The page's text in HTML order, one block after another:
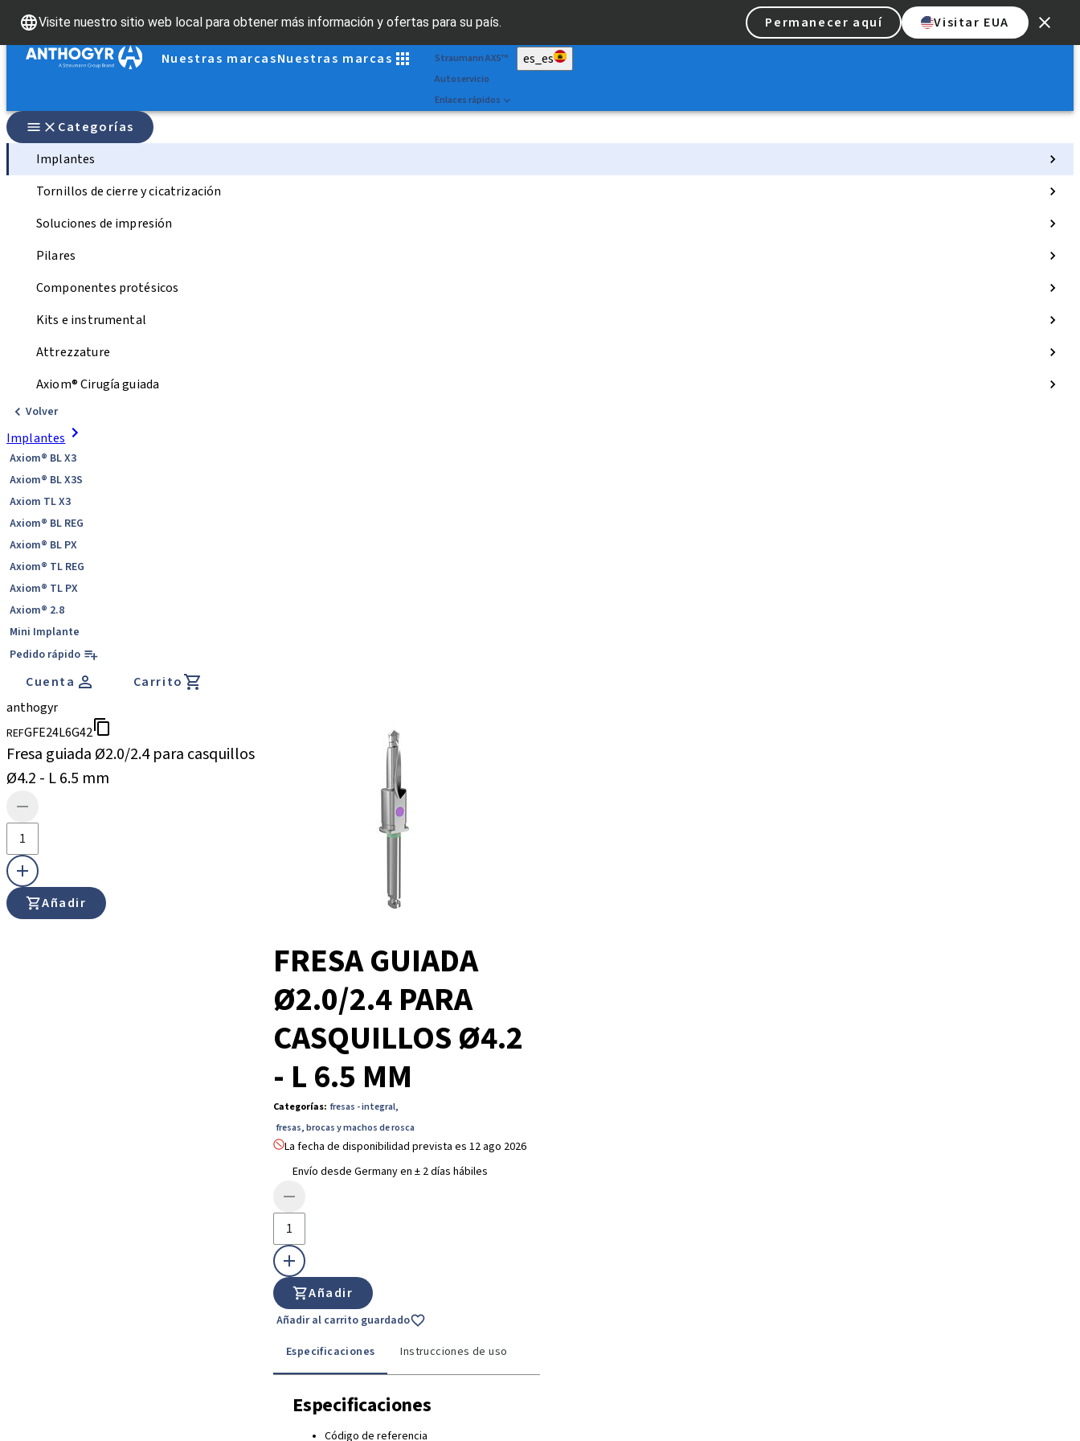
Visite nuestro sitio web local para obtener más información y ofertas para su país. Permanecer aquí Visitar EUA
Nuestras marcasNuestras marcas
Scan&Shape
Straumann AXS™
Autoservicio
Enlaces rápidos
es_es
Categorías
Implantes
Tornillos de cierre y cicatrización
Soluciones de impresión
Pilares
Componentes protésicos
Kits e instrumental
Attrezzature
Axiom® Cirugía guiada
Volver
Implantes
Axiom® BL X3
Axiom® BL X3S
Axiom TL X3
Axiom® BL REG
Axiom® BL PX
Axiom® TL REG
Axiom® TL PX
Axiom® 2.8
Mini Implante
Pedido rápido
Cuenta
Carrito
anthogyr
REFGFE24L6G42
Fresa guiada Ø2.0/2.4 para casquillos
Ø4.2 - L 6.5 mm
Añadir
FRESA GUIADA
Ø2.0/2.4 PARA
CASQUILLOS Ø4.2
- L 6.5 MM
Categorías: fresas - integral,
fresas, brocas y machos de rosca
La fecha de disponibilidad prevista es 12 ago 2026
Envío desde Germany en ± 2 días hábiles
Añadir
Añadir al carrito guardado
Especificaciones
Instrucciones de uso
Especificaciones
Código de referencia